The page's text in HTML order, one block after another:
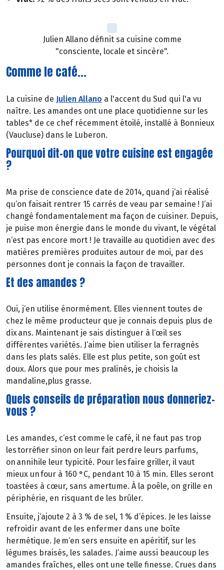
Julien Allano définit sa cuisine comme
"consciente, locale et sincère".
Comme le café...
La cuisine de Julien Allano a l'accent du Sud qui l'a vu
naître. Les amandes ont une place quotidienne sur les
tables* de ce chef récemment étoilé, installé à Bonnieux
(Vaucluse) dans le Luberon.
Pourquoi dit-on que votre cuisine est engagée
?
Ma prise de conscience date de 2014, quand j‘ai réalisé
qu‘on faisait rentrer 15 carrés de veau par semaine ! J‘ai
changé fondamentalement ma façon de cuisiner. Depuis,
je puise mon énergie dans le monde du vivant, le végétal
n‘est pas encore mort ! Je travaille au quotidien avec des
matières premières produites autour de moi, par des
personnes dont je connais la façon de travailler.
Et des amandes ?
Oui, j‘en utilise énormément. Elles viennent toutes de
chez le même producteur que je connais depuis plus de
dix ans. Maintenant je sais distinguer à l‘œil ses
différentes variétés. J‘aime bien utiliser la ferragnès
dans les plats salés. Elle est plus petite, son goût est
doux. Alors que pour mes pralinés, je choisis la
mandaline,plus grasse.
Quels conseils de préparation nous donneriez-
vous ?
Les amandes, c‘est comme le café, il ne faut pas trop
les torréfier sinon on leur fait perdre leurs parfums,
on annihile leur typicité. Pour les faire griller, il vaut
mieux un four à 160 °C, pendant 10 à 15 min. Elles seront
toastées à cœur, sans amertume. À la poêle, on grille en
périphérie, en risquant de les brûler.
Ensuite, j‘ajoute 2 à 3 % de sel, 1 % d‘épices. Je les laisse
refroidir avant de les enfermer dans une boîte
hermétique. Je m‘en sers ensuite en apéritif, sur les
légumes braisés, les salades. J‘aime aussi beaucoup les
amandes fraîches, elles ont une telle finesse. Crues dans